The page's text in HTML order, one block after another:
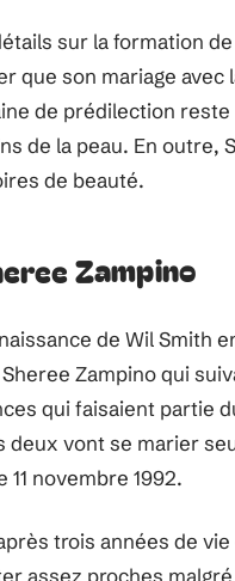
sur la formation
que son mariage avec
de prédilection
de la peau. En outre,
de beauté.
Zampino
de Wil Smith
Zampino qui
qui faisaient partie
vont se marier
novembre 1992.
trois années de
assez proches